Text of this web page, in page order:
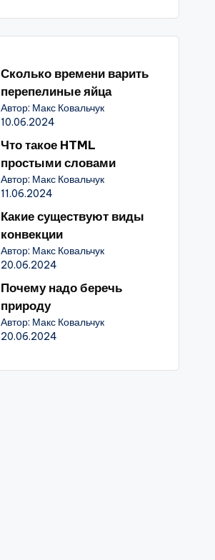
Сколько времени варить
перепелиные яйца
Автор: Макс Ковальчук
10.06.2024
Что такое HTML
простыми словами
Автор: Макс Ковальчук
11.06.2024
Какие существуют виды
конвекции
Автор: Макс Ковальчук
20.06.2024
Почему надо беречь
природу
Автор: Макс Ковальчук
20.06.2024